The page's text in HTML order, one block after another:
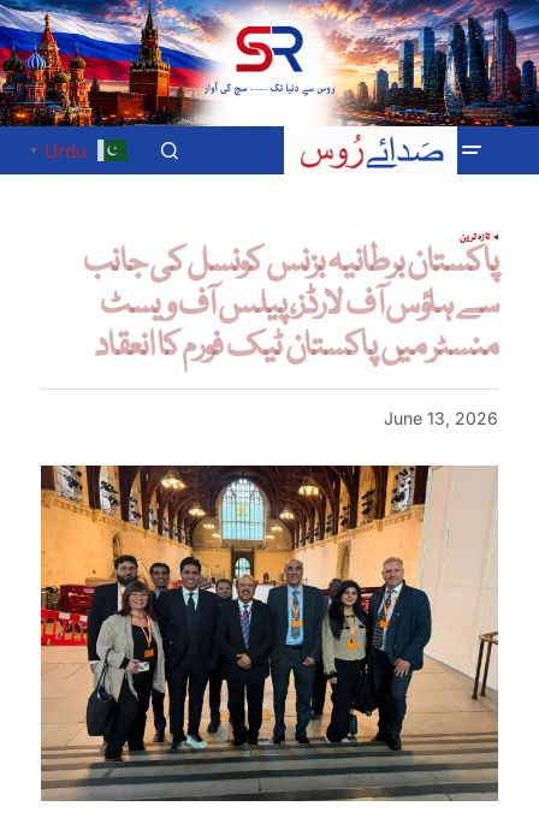
Urdu
▼
تازہ ترین
پاکستان برطانیہ بزنس کونسل کی جانب
سے ہاؤس آف لارڈز، پیلس آف ویسٹ
منسٹر میں پاکستان ٹیک فورم کا انعقاد
June 13, 2026